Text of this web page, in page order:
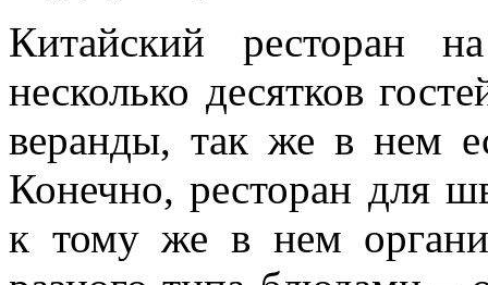
Китайский
несколько десятков
веранды, так же в нем
Конечно, ресторан для
к тому же в нем